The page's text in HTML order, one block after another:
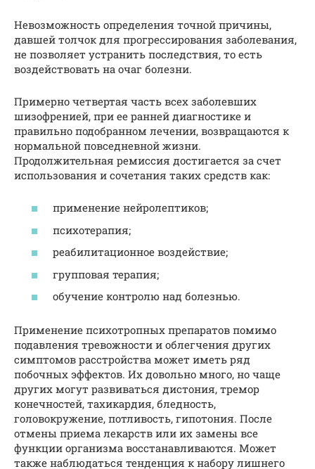
Невозможность определения точной причины,
давшей толчок для прогрессирования заболевания,
не позволяет устранить последствия, то есть
воздействовать на очаг болезни.
Примерно четвертая часть всех заболевших
шизофренией, при ее ранней диагностике и
правильно подобранном лечении, возвращаются к
нормальной повседневной жизни.
Продолжительная ремиссия достигается за счет
использования и сочетания таких средств как:
применение нейролептиков;
психотерапия;
реабилитационное воздействие;
групповая терапия;
обучение контролю над болезнью.
Применение психотропных препаратов помимо
подавления тревожности и облегчения других
симптомов расстройства может иметь ряд
побочных эффектов. Их довольно много, но чаще
других могут развиваться дистония, тремор
конечностей, тахикардия, бледность,
головокружение, потливость, гипотония. После
отмены приема лекарств или их замены все
функции организма восстанавливаются. Может
также наблюдаться тенденция к набору лишнего